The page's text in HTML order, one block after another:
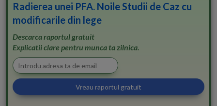
Radierea unei PFA. Noile Studii de Caz cu
modificarile din lege
Descarca raportul gratuit
Explicatii clare pentru munca ta zilnica.